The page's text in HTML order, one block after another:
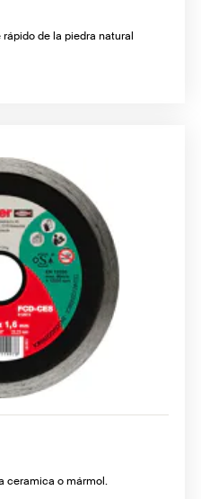
de la piedra natural
ceramica o mármol.